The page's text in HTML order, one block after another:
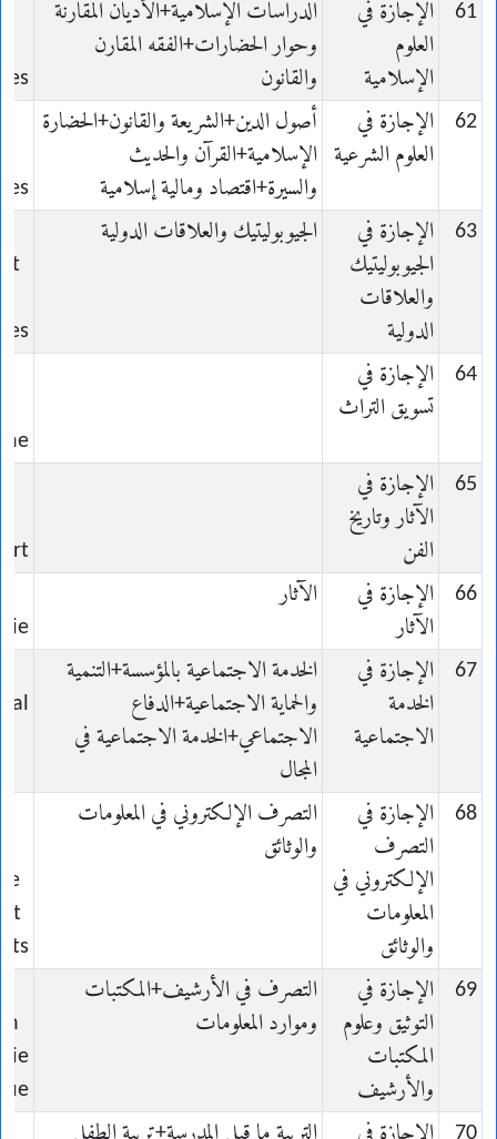
61
الإجازة في
العلوم
الإسلامية
الدراسات الإسلامية+الأديان المقارنة
وحوار الحضارات+الفقه المقارن
والقانون
62
الإجازة في
العلوم الشرعية
أصول الدين+الشريعة والقانون+الحضارة
الإسلامية+القرآن والحديث
والسيرة+اقتصاد ومالية إسلامية
63
الإجازة في
الجيوبوليتيك
والعلاقات
الدولية
الجيوبوليتيك والعلاقات الدولية
64
الإجازة في
تسويق التراث
65
الإجازة في
الآثار وتاريخ
الفن
66
الإجازة في
الآثار
الآثار
67
الإجازة في
الخدمة
الاجتماعية
الخدمة الاجتماعية بالمؤسسة+التنمية
والحماية الاجتماعية+الدفاع
الاجتماعي+الخدمة الاجتماعية في
المجال
68
الإجازة في
التصرف
الإلكتروني في
المعلومات
والوثائق
التصرف الإلكتروني في المعلومات
والوثائق
69
الإجازة في
التوثيق وعلوم
المكتبات
والأرشيف
التصرف في الأرشيف+المكتبات
وموارد المعلومات
70
الإجازة في
التربية ما قبل المدرسة+تربية الطفل